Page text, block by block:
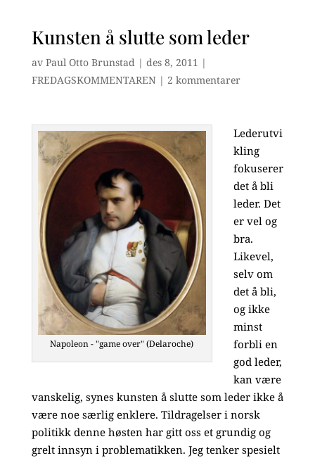
Kunsten å slutte som leder
av Paul Otto Brunstad| des 8, 2011 |
FREDAGSKOMMENTAREN| 2 kommentarer
Napoleon - "game over" (Delaroche)
Lederutvi
kling
fokuserer
det å bli
leder. Det
er vel og
bra.
Likevel,
selv om
det å bli,
og ikke
minst
forbli en
god leder,
kan være
vanskelig, synes kunsten å slutte som leder ikke å
være noe særlig enklere. Tildragelser i norsk
politikk denne høsten har gitt oss et grundig og
grelt innsyn i problematikken. Jeg tenker spesielt